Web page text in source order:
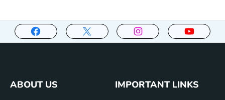
ABOUT US
IMPORTANT LINKS